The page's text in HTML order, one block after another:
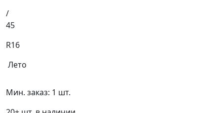
/
45
R16
Лето
Мин. заказ: 1 шт.